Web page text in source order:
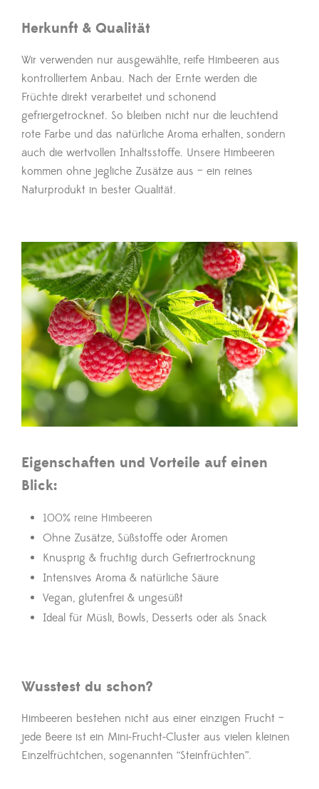
Herkunft & Qualität
Wir verwenden nur ausgewählte, reife Himbeeren aus
kontrolliertem Anbau. Nach der Ernte werden die
Früchte direkt verarbeitet und schonend
gefriergetrocknet. So bleiben nicht nur die leuchtend
rote Farbe und das natürliche Aroma erhalten, sondern
auch die wertvollen Inhaltsstoffe. Unsere Himbeeren
kommen ohne jegliche Zusätze aus – ein reines
Naturprodukt in bester Qualität.
Eigenschaften und Vorteile auf einen
Blick:
100% reine Himbeeren
Ohne Zusätze, Süßstoffe oder Aromen
Knusprig & fruchtig durch Gefriertrocknung
Intensives Aroma & natürliche Säure
Vegan, glutenfrei & ungesüßt
Ideal für Müsli, Bowls, Desserts oder als Snack
Wusstest du schon?
Himbeeren bestehen nicht aus einer einzigen Frucht –
jede Beere ist ein Mini-Frucht-Cluster aus vielen kleinen
Einzelfrüchtchen, sogenannten “Steinfrüchten”.